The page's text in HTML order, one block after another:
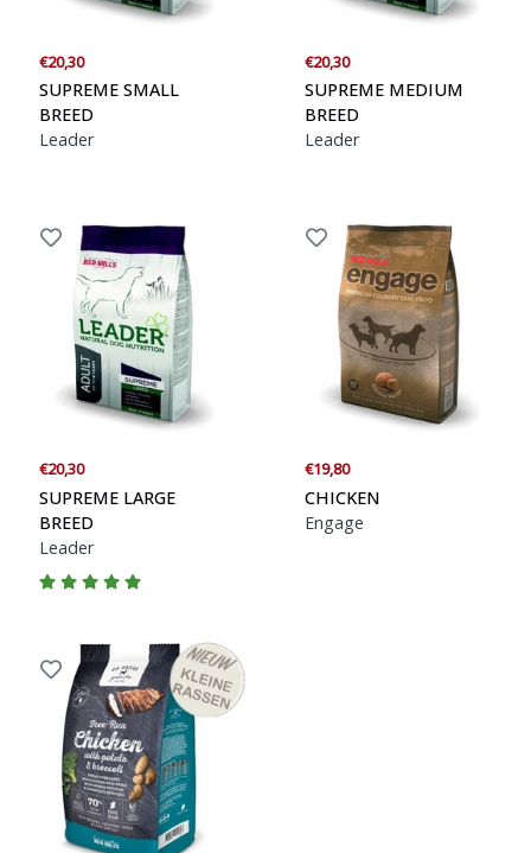
€20,30
SUPREME SMALL
BREED
Leader
€20,30
SUPREME MEDIUM
BREED
Leader
€20,30
SUPREME LARGE
BREED
Leader
€19,80
CHICKEN
Engage